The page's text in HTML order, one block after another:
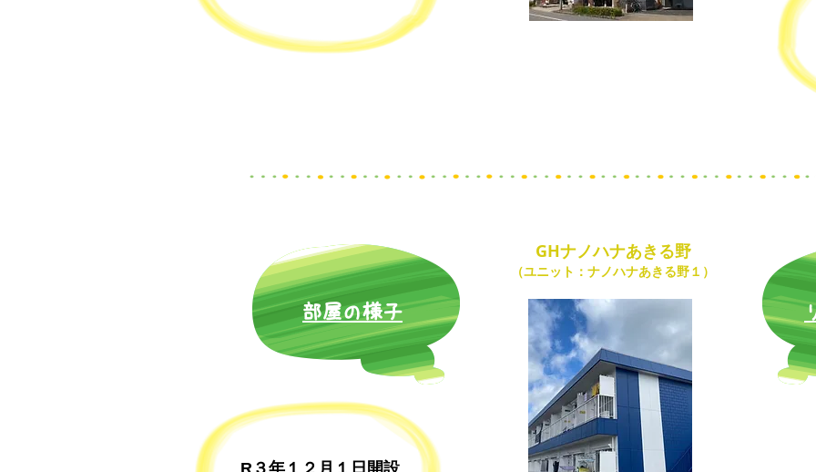
​部屋の様子
R３年１２月１日開設
GHナノハナあきる野
（ユニット：ナノハナあきる野１）